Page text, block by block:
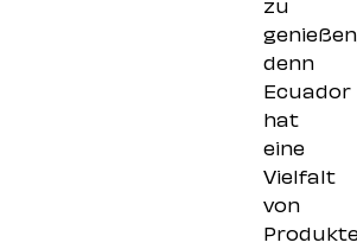
denn
Ecuador
hat
eine
Vielfalt
von